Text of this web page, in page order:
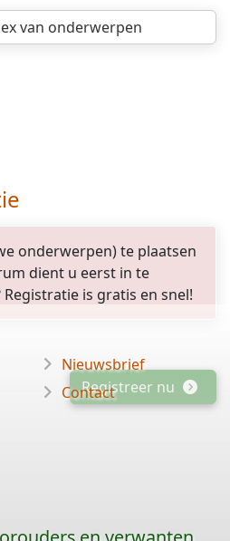
van onderwerpen
onderwerpen) te plaatsen
dient u eerst in te
is gratis en snel!
Registreer nu
Nieuwsbrief
Contact